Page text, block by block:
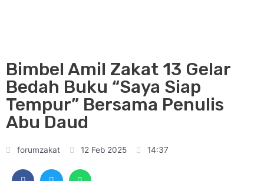
Bimbel Amil Zakat 13 Gelar
Bedah Buku “Saya Siap
Tempur” Bersama Penulis
Abu Daud
forumzakat 12 Feb 2025 14:37